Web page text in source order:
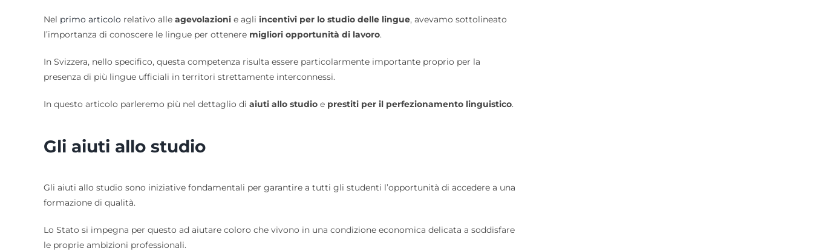
Nel primo articolorelativo alle agevolazioni e agli incentivi per lo studio delle lingue, avevamo sottolineato
l’importanza di conoscere le lingue per ottenere migliori opportunità di lavoro.
In Svizzera, nello specifico, questa competenza risulta essere particolarmente importante proprio per la
presenza di più lingue ufficiali in territori strettamente interconnessi.
In questo articolo parleremo più nel dettaglio di aiuti allo studioe prestiti per il perfezionamento linguistico.
Gli aiuti allo studio
Gli aiuti allo studio sono iniziative fondamentali per garantire a tutti gli studenti l’opportunità di accedere a una
formazione di qualità.
Lo Stato si impegna per questo ad aiutare coloro che vivono in una condizione economica delicata a soddisfare
le proprie ambizioni professionali.